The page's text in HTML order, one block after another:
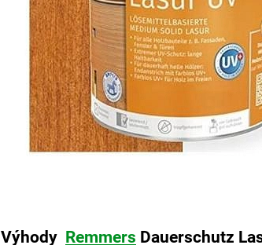
Výhody Remmers Dauerschutz